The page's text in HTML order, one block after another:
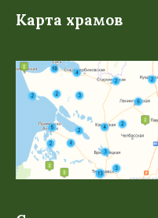
Карта храмов